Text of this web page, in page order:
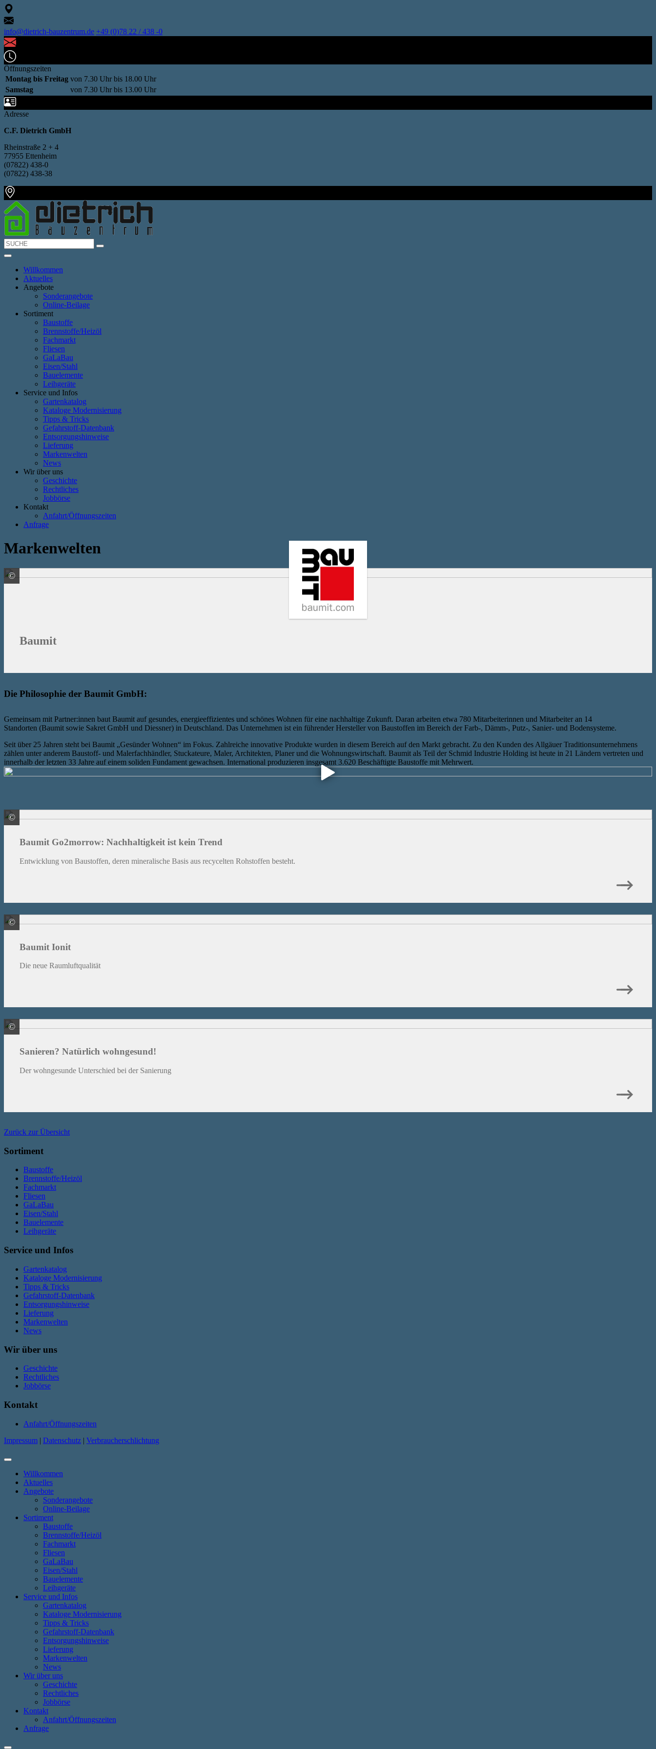
info@dietrich-bauzentrum.de +49 (0)78 22 / 438 -0
Öffnungszeiten
Montag bis Freitag von 7.30 Uhr bis 18.00 Uhr
Samstag
von 7.30 Uhr bis 13.00 Uhr
Adresse
C.F. Dietrich GmbH
Rheinstraße 2 + 4
77955 Ettenheim
(07822) 438-0
(07822) 438-38
Willkommen
Aktuelles
Angebote
Sonderangebote
Online-Beilage
Sortiment
Baustoffe
Brennstoffe/Heizöl
Fachmarkt
Fliesen
GaLaBau
Eisen/Stahl
Bauelemente
Leihgeräte
Service und Infos
Gartenkatalog
Kataloge Modernisierung
Tipps & Tricks
Gefahrstoff-Datenbank
Entsorgungshinweise
Lieferung
Markenwelten
News
Wir über uns
Geschichte
Rechtliches
Jobbörse
Kontakt
Anfahrt/Öffnungszeiten
Anfrage
Markenwelten
© Baumit GmbH
Baumit
Die Philosophie der Baumit GmbH:
Gemeinsam mit Partner:innen baut Baumit auf gesundes, energieeffizientes und schönes Wohnen für eine nachhaltige Zukunft. Daran arbeiten etwa 780 Mitarbeiterinnen und Mitarbeiter an 14
Standorten (Baumit sowie Sakret GmbH und Diessner) in Deutschland. Das Unternehmen ist ein führender Hersteller von Baustoffen im Bereich der Farb-, Dämm-, Putz-, Sanier- und Bodensysteme.
Seit über 25 Jahren steht bei Baumit „Gesünder Wohnen“ im Fokus. Zahlreiche innovative Produkte wurden in diesem Bereich auf den Markt gebracht. Zu den Kunden des Allgäuer Traditionsunternehmens
zählen unter anderem Baustoff- und Malerfachhändler, Stuckateure, Maler, Architekten, Planer und die Wohnungswirtschaft. Baumit als Teil der Schmid Industrie Holding ist heute in 21 Ländern vertreten und
innerhalb der letzten 33 Jahre auf einem soliden Fundament gewachsen. International produzieren insgesamt 3.620 Beschäftigte Baustoffe mit Mehrwert.
© Baumit GmbH
Baumit Go2morrow: Nachhaltigkeit ist kein Trend
Entwicklung von Baustoffen, deren mineralische Basis aus recycelten Rohstoffen besteht.
© Baumit GmbH
Baumit Ionit
Die neue Raumluftqualität
© Baumit GmbH
Sanieren? Natürlich wohngesund!
Der wohngesunde Unterschied bei der Sanierung
Zurück zur Übersicht
Sortiment
Baustoffe
Brennstoffe/Heizöl
Fachmarkt
Fliesen
GaLaBau
Eisen/Stahl
Bauelemente
Leihgeräte
Service und Infos
Gartenkatalog
Kataloge Modernisierung
Tipps & Tricks
Gefahrstoff-Datenbank
Entsorgungshinweise
Lieferung
Markenwelten
News
Wir über uns
Geschichte
Rechtliches
Jobbörse
Kontakt
Anfahrt/Öffnungszeiten
Impressum | Datenschutz | Verbraucherschlichtung
Willkommen
Aktuelles
Angebote
Sonderangebote
Online-Beilage
Sortiment
Baustoffe
Brennstoffe/Heizöl
Fachmarkt
Fliesen
GaLaBau
Eisen/Stahl
Bauelemente
Leihgeräte
Service und Infos
Gartenkatalog
Kataloge Modernisierung
Tipps & Tricks
Gefahrstoff-Datenbank
Entsorgungshinweise
Lieferung
Markenwelten
News
Wir über uns
Geschichte
Rechtliches
Jobbörse
Kontakt
Anfahrt/Öffnungszeiten
Anfrage